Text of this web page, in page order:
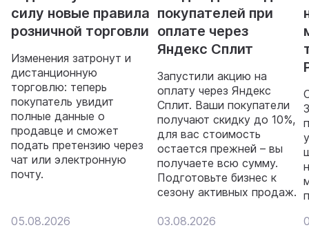
силу новые правила
розничной торговли
Изменения затронут и
дистанционную
торговлю: теперь
покупатель увидит
полные данные о
продавце и сможет
подать претензию через
чат или электронную
почту.
05.08.2026
покупателей при
оплате через
Яндекс Сплит
Запустили акцию на
оплату через Яндекс
Сплит. Ваши покупатели
получают скидку до 10%,
для вас стоимость
остается прежней – вы
получаете всю сумму.
Подготовьте бизнес к
сезону активных продаж.
03.08.2026